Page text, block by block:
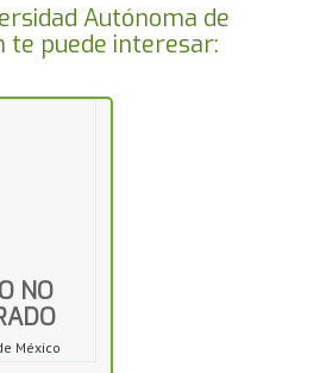
Autónoma de
te puede interesar:
NO
México